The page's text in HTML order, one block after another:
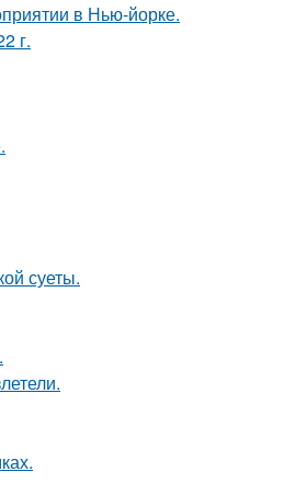
в Нью-йорке.
г.
суеты.